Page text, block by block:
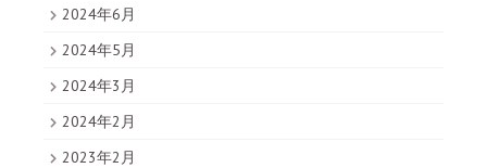
2024年6月
2024年5月
2024年3月
2024年2月
2023年2月